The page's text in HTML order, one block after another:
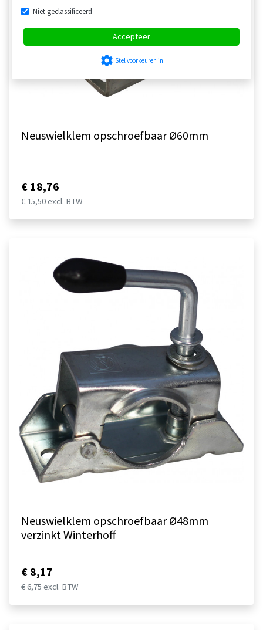
Neuswielklem opschroefbaar Ø60mm
€ 18,76
€ 15,50 excl. BTW
Neuswielklem opschroefbaar Ø48mm
verzinkt Winterhoff
€ 8,17
€ 6,75 excl. BTW
Niet geclassificeerd
Accepteer
settings Stel voorkeuren in